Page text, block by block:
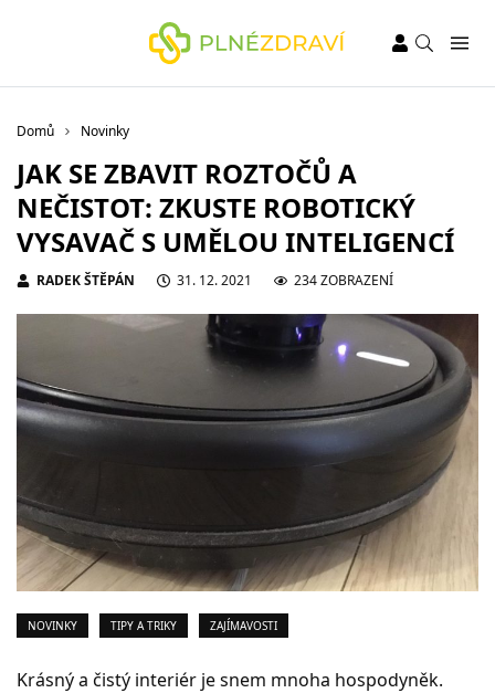
Domů Novinky
JAK SE ZBAVIT ROZTOČŮ A
NEČISTOT: ZKUSTE ROBOTICKÝ
VYSAVAČ S UMĚLOU INTELIGENCÍ
RADEK ŠTĚPÁN 31. 12. 2021 234 ZOBRAZENÍ
NOVINKY TIPY A TRIKY ZAJÍMAVOSTI
Krásný a čistý interiér je snem mnoha hospodyněk.